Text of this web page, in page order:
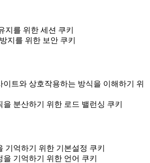
지를 위한 세션 쿠키
지를 위한 보안 쿠키
이트와 상호작용하는 방식을 이해하기 위
분산하기 위한 로드 밸런싱 쿠키
기억하기 위한 기본설정 쿠키
을 기억하기 위한 언어 쿠키